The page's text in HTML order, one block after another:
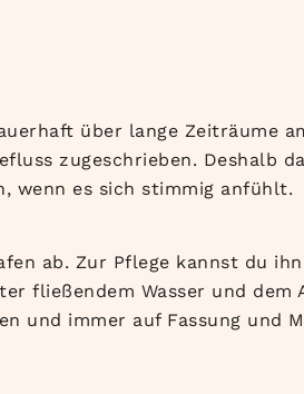
über lange Zeiträume
zugeschrieben. Deshalb
wenn es sich stimmig anfühlt.
ab. Zur Pflege kannst du
fließendem Wasser und dem
und immer auf Fassung und